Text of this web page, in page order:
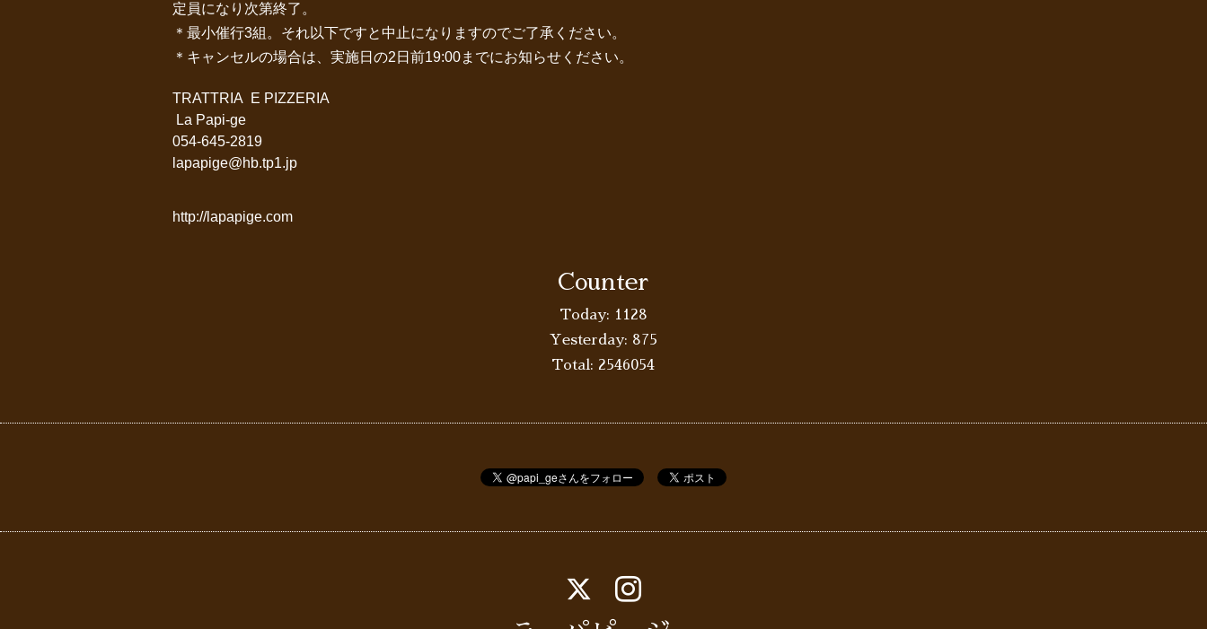
定員になり次第終了。
＊最小催行3組。それ以下ですと中止になりますのでご了承ください。
＊キャンセルの場合は、実施日の2日前19:00までにお知らせください。
TRATTRIA E PIZZERIA
La Papi-ge
054-645-2819
lapapige@hb.tp1.jp
http://lapapige.com
Counter
Today: 1128
Yesterday: 875
Total: 2546054